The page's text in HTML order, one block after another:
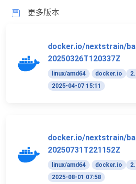
更多版本
docker.io/nextstrain/
20250326T120337Z
linux/amd64 docker.io
2025-04-07 15:11
docker.io/nextstrain/
20250731T221152Z
linux/amd64 docker.io
2025-08-01 07:58